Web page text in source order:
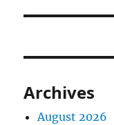
Archives
August 2026